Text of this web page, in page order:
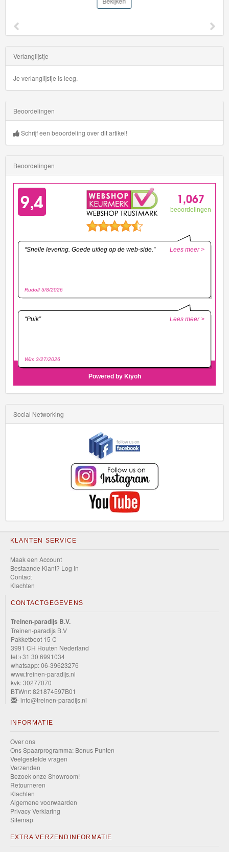
Verlanglijstje
Je verlanglijstje is leeg.
Beoordelingen
Schrijf een beoordeling over dit artikel!
Beoordelingen
Social Networking
KLANTEN SERVICE
Maak een Account
Bestaande Klant? Log In
Contact
Klachten
CONTACTGEGEVENS
Treinen-paradijs B.V.
Treinen-paradijs B.V
Pakketboot 15 C
3991 CH Houten Nederland
tel:+31 30 6991034
whatsapp: 06-39623276
www.treinen-paradijs.nl
kvk: 30277070
BTWnr: 821874597B01
- info@treinen-paradijs.nl
INFORMATIE
Over ons
Ons Spaarprogramma: Bonus Punten
Veelgestelde vragen
Verzenden
Bezoek onze Showroom!
Retourneren
Klachten
Algemene voorwaarden
Privacy Verklaring
Sitemap
EXTRA VERZENDINFORMATIE